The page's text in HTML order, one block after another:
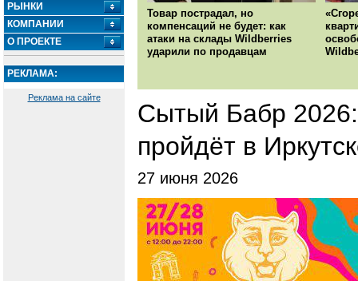
РЫНКИ
КОМПАНИИ
О ПРОЕКТЕ
РЕКЛАМА:
Реклама на сайте
Товар пострадал, но
компенсаций не будет: как
атаки на склады Wildberries
ударили по продавцам
Сытый Бабр
пройдёт в
27 июня 2026